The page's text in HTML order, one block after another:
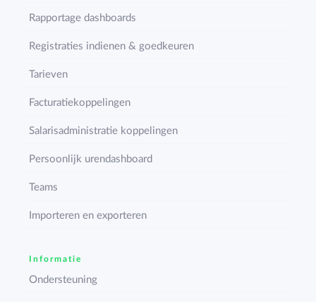
Rapportage dashboards
Registraties indienen & goedkeuren
Tarieven
Facturatiekoppelingen
Salarisadministratie koppelingen
Persoonlijk urendashboard
Teams
Importeren en exporteren
Informatie
Ondersteuning